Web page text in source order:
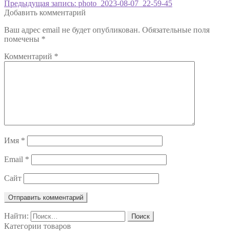
Предыдущая запись: photo_2023-08-07_22-59-45
Добавить комментарий
Ваш адрес email не будет опубликован. Обязательные поля
помечены *
Комментарий *
Имя *
Email *
Сайт
Найти:
Категории товаров